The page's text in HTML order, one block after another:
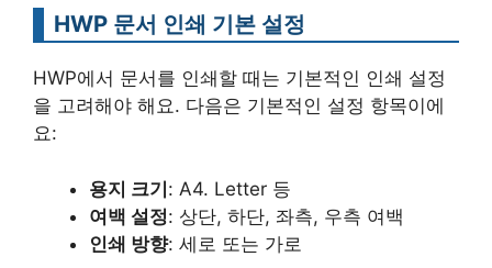
HWP 문서 인쇄 기본 설정
HWP에서 문서를 인쇄할 때는 기본적인 인쇄 설정
을 고려해야 해요. 다음은 기본적인 설정 항목이에
요:
용지 크기: A4. Letter 등
여백 설정: 상단, 하단, 좌측, 우측 여백
인쇄 방향: 세로 또는 가로